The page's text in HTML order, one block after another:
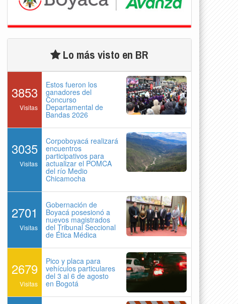
Lo más visto en BR
3853
Visitas
Estos fueron los
ganadores del
Concurso
Departamental de
Bandas 2026
3035
Visitas
Corpoboyacá realizará
encuentros
participativos para
actualizar el POMCA
del río Medio
Chicamocha
2701
Visitas
Gobernación de
Boyacá posesionó a
nuevos magistrados
del Tribunal Seccional
de Ética Médica
2679
Visitas
Pico y placa para
vehículos particulares
del 3 al 6 de agosto
en Bogotá